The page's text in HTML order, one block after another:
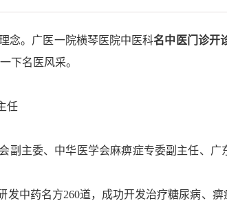
。广医一院横琴医院中医科名中医门诊开
下名医风采。
任
委、中华医学会麻痹症专委副主任、广
药名方260道，成功开发治疗糖尿病、痹